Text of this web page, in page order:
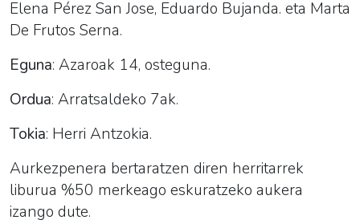
Elena Pérez San Jose, Eduardo Bujanda. eta Marta
De Frutos Serna.
Eguna: Azaroak 14, osteguna.
Ordua: Arratsaldeko 7ak.
Tokia: Herri Antzokia.
Aurkezpenera bertaratzen diren herritarrek
liburua %50 merkeago eskuratzeko aukera
izango dute.